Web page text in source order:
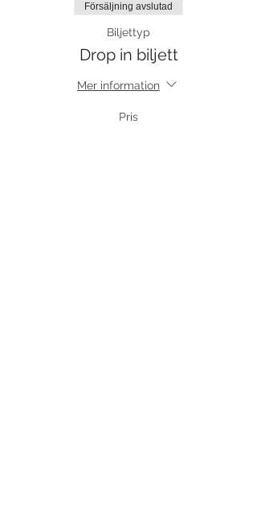
Försäljning avslutad
Biljettyp
Drop in biljett
Mer information
Pris